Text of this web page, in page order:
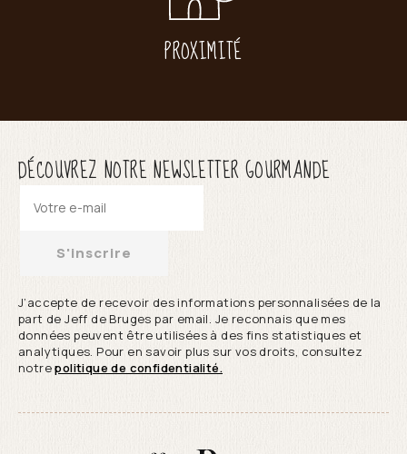
PROXIMITÉ
DÉCOUVREZ NOTRE NEWSLETTER GOURMANDE
S'inscrire
J’accepte de recevoir des informations personnalisées de la
part de Jeff de Bruges par email. Je reconnais que mes
données peuvent être utilisées à des fins statistiques et
analytiques. Pour en savoir plus sur vos droits, consultez
notrepolitique de confidentialité.